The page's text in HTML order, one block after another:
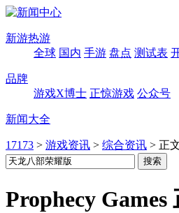
新游热游
全球 国内 手游 盘点 测试表
品牌
游戏X博士 正惊游戏 公众号
新闻大全
17173 > 游戏资讯 > 综合资讯 > 正
Prophecy Games